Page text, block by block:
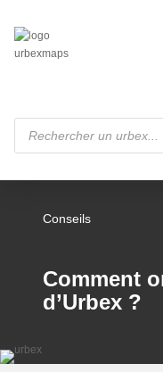
Recherche
produits
Conseils
Comment
d’Urbex ?